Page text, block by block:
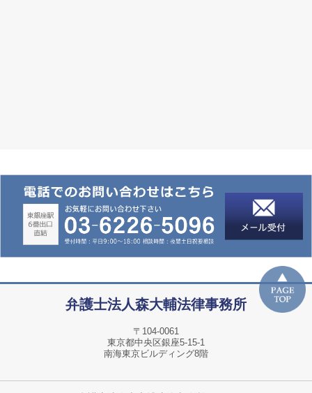
弁護士法人森大輔法律事務所
〒104-0061
東京都中央区銀座5-15-1
南海東京ビルディング8階